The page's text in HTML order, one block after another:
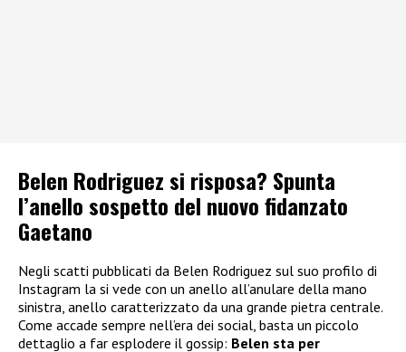
Belen Rodriguez si risposa? Spunta
l’anello sospetto del nuovo fidanzato
Gaetano
Negli scatti pubblicati da Belen Rodriguez sul suo profilo di
Instagram la si vede con un anello all’anulare della mano
sinistra, anello caratterizzato da una grande pietra centrale.
Come accade sempre nell’era dei social, basta un piccolo
dettaglio a far esplodere il gossip: Belen sta per